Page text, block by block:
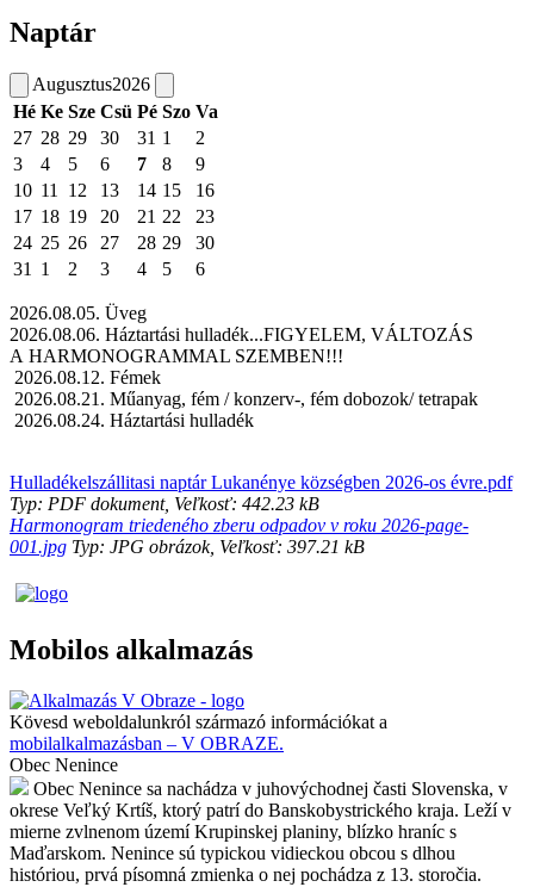
Naptár
Augusztus2026
Hé Ke Sze Csü Pé Szo Va
27 28 29 30 31 1
2
3
4 5 6 7 8
9
10 11 12 13 14 15
16
17 18 19 20 21 22
23
24 25 26 27 28 29
30
31
1 2 3 4 5 6
2026.08.05. Üveg
2026.08.06. Háztartási hulladék...FIGYELEM, VÁLTOZÁS
A HARMONOGRAMMAL SZEMBEN!!!
2026.08.12. Fémek
2026.08.21. Műanyag, fém / konzerv-, fém dobozok/ tetrapak
2026.08.24. Háztartási hulladék
Hulladékelszállitasi naptár Lukanénye községben 2026-os évre.pdf
Typ: PDF dokument, Veľkosť: 442.23 kB
Harmonogram triedeného zberu odpadov v roku 2026-page-
001.jpg Typ: JPG obrázok, Veľkosť: 397.21 kB
Mobilos alkalmazás
Kövesd weboldalunkról származó információkat a
mobilalkalmazásban – V OBRAZE.
Obec Nenince
Obec Nenince sa nachádza v juhovýchodnej časti Slovenska, v
okrese Veľký Krtíš, ktorý patrí do Banskobystrického kraja. Leží v
mierne zvlnenom území Krupinskej planiny, blízko hraníc s
Maďarskom. Nenince sú typickou vidieckou obcou s dlhou
históriou, prvá písomná zmienka o nej pochádza z 13. storočia.